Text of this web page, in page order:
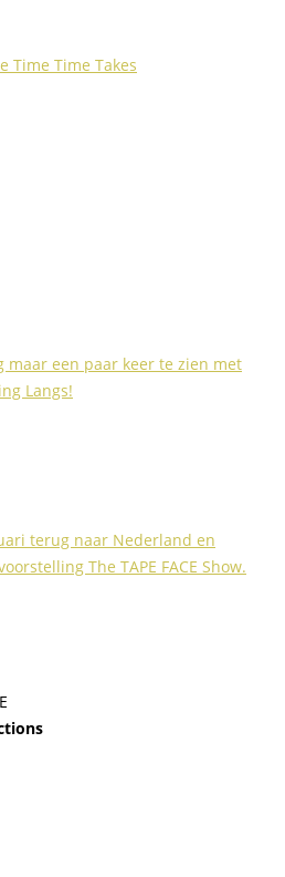
Time Time Takes
maar een paar keer te zien met
Langs!
terug naar Nederland en
The TAPE FACE Show.